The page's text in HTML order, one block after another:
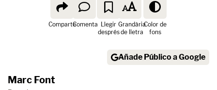
ComparteComenta Llegir
després
Grandària
de lletra
Color de
fons
Añade Público a Google
Marc Font